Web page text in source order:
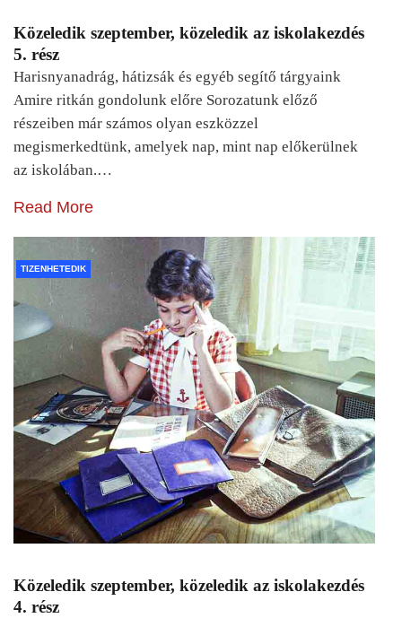
Közeledik szeptember, közeledik az iskolakezdés
5. rész
Harisnyanadrág, hátizsák és egyéb segítő tárgyaink
Amire ritkán gondolunk előre Sorozatunk előző
részeiben már számos olyan eszközzel
megismerkedtünk, amelyek nap, mint nap előkerülnek
az iskolában.…
Read More
TIZENHETEDIK
Közeledik szeptember, közeledik az iskolakezdés
4. rész